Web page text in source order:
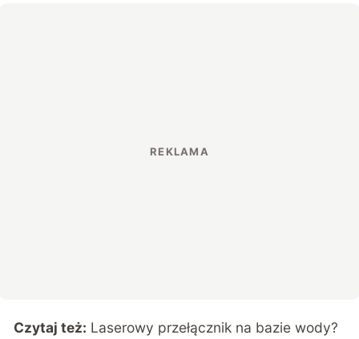
Czytaj też: Laserowy przełącznik na bazie wody?